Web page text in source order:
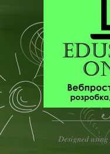
Designed using